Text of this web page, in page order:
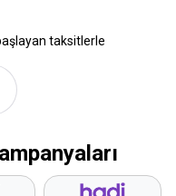
taksitlerle